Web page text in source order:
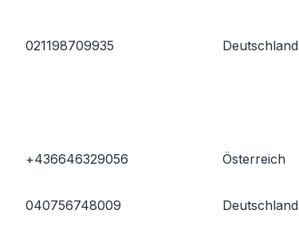
021198709935 Deutschland
+436646329056 Österreich
040756748009 Deutschland